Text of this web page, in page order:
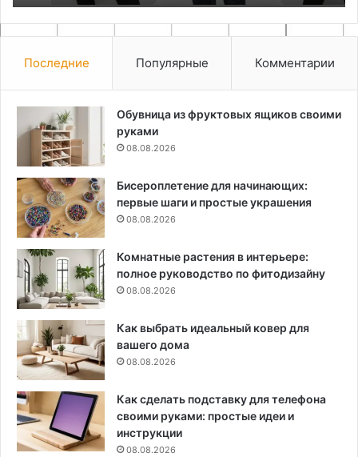
Последние Популярные Комментарии
Обувница из фруктовых ящиков своими
руками
08.08.2026
Бисероплетение для начинающих:
первые шаги и простые украшения
08.08.2026
Комнатные растения в интерьере:
полное руководство по фитодизайну
08.08.2026
Как выбрать идеальный ковер для
вашего дома
08.08.2026
Как сделать подставку для телефона
своими руками: простые идеи и
инструкции
08.08.2026